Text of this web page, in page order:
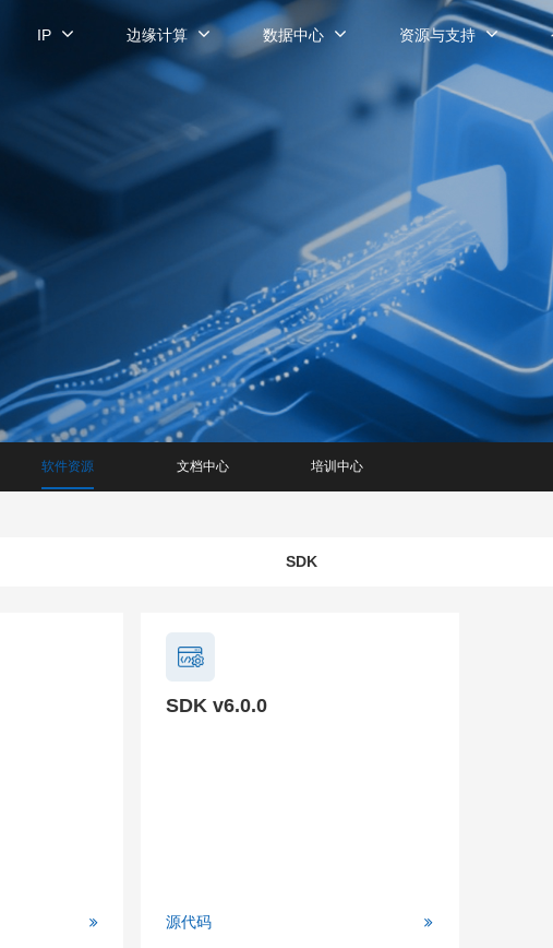
IP 边缘计算 数据中心 资源与支持
软件资源 文档中心 培训中心
SDK
SDK v6.0.0
源代码